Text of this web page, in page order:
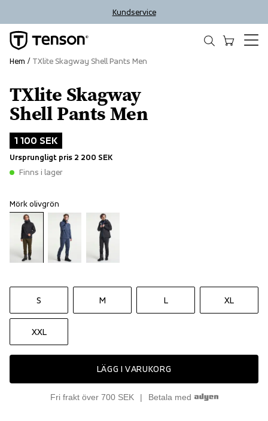
Kundservice
TXlite Skagway
Shell Pants Men
1 100 SEK
Ursprungligt pris 2 200 SEK
Finns i lager
Mörk olivgrön
S M L XL
XXL
LÄGG I VARUKORG
Fri frakt över 700 SEK Betala med
Hem TXlite Skagway Shell Pants Men
Outlet